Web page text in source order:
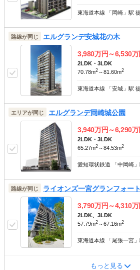
路線が同じ エルグランデ安城花の木
3,980万円～6,530万
2LDK・3LDK
70.78m2 ～81.60m2
東海道本線 「安城」駅
エリアが同じ エルグランデ岡崎城公園
3,940万円～6,290万
2LDK・3LDK
65.27m2 ～84.53m2
愛知環状鉄道 「中岡崎
路線が同じ ライオンズ一宮グランフォート
3,790万円～4,310万
2LDK、3LDK
57.79m2 ～67.16m2
東海道本線 「尾張一宮
もっと見る